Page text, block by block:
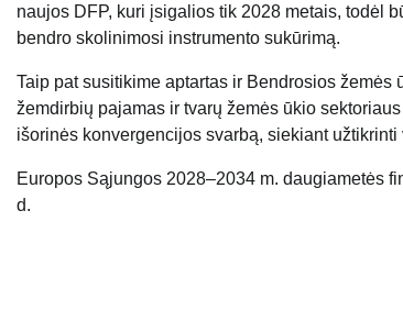
naujos DFP, kuri įsigalios tik 2028 metais, todėl
bendro skolinimosi instrumento sukūrimą.
Taip pat susitikime aptartas ir Bendrosios
žemdirbių pajamas ir tvarų žemės ūkio
išorinės konvergencijos svarbą, siekiant
Europos Sąjungos 2028–2034 m. daugiametės
d.